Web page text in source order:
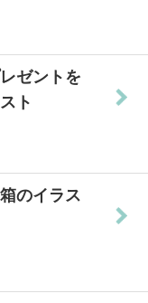
ゼントを
ト
のイラス